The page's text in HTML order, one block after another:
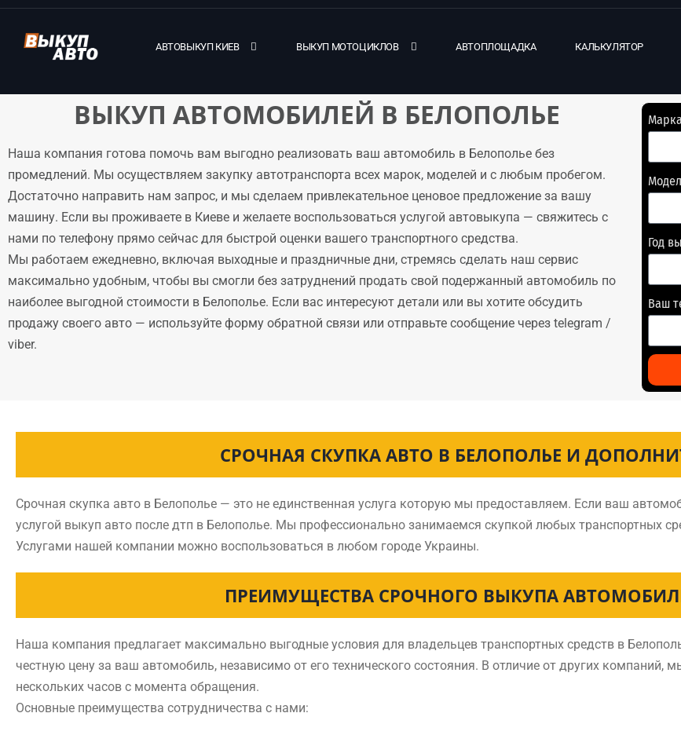
АВТОВЫКУП КИЕВ ВЫКУП МОТОЦИКЛОВ АВТОПЛОЩАДКА КАЛЬКУЛЯТОР
ВЫКУП АВТОМОБИЛЕЙ В БЕЛОПОЛЬЕ
Наша компания готова помочь вам выгодно реализовать ваш автомобиль в Белополье без
промедлений. Мы осуществляем закупку автотранспорта всех марок, моделей и с любым пробегом.
Достаточно направить нам запрос, и мы сделаем привлекательное ценовое предложение за вашу
машину. Если вы проживаете в Киеве и желаете воспользоваться услугой автовыкупа — свяжитесь с
нами по телефону прямо сейчас для быстрой оценки вашего транспортного средства.
Мы работаем ежедневно, включая выходные и праздничные дни, стремясь сделать наш сервис
максимально удобным, чтобы вы смогли без затруднений продать свой подержанный автомобиль по
наиболее выгодной стоимости в Белополье. Если вас интересуют детали или вы хотите обсудить
продажу своего авто — используйте форму обратной связи или отправьте сообщение через telegram /
viber.
Год
Ваш
СРОЧНАЯ СКУПКА АВТО В БЕЛОПОЛЬЕ И
Срочная скупка авто в Белополье — это не единственная услуга которую мы предоставляем. Если ваш
услугой выкуп авто после дтп в Белополье. Мы профессионально занимаемся скупкой любых транспортных
Услугами нашей компании можно воспользоваться в любом городе Украины.
ПРЕИМУЩЕСТВА СРОЧНОГО ВЫКУПА
Наша компания предлагает максимально выгодные условия для владельцев транспортных средств в
честную цену за ваш автомобиль, независимо от его технического состояния. В отличие от других компаний,
нескольких часов с момента обращения.
Основные преимущества сотрудничества с нами: